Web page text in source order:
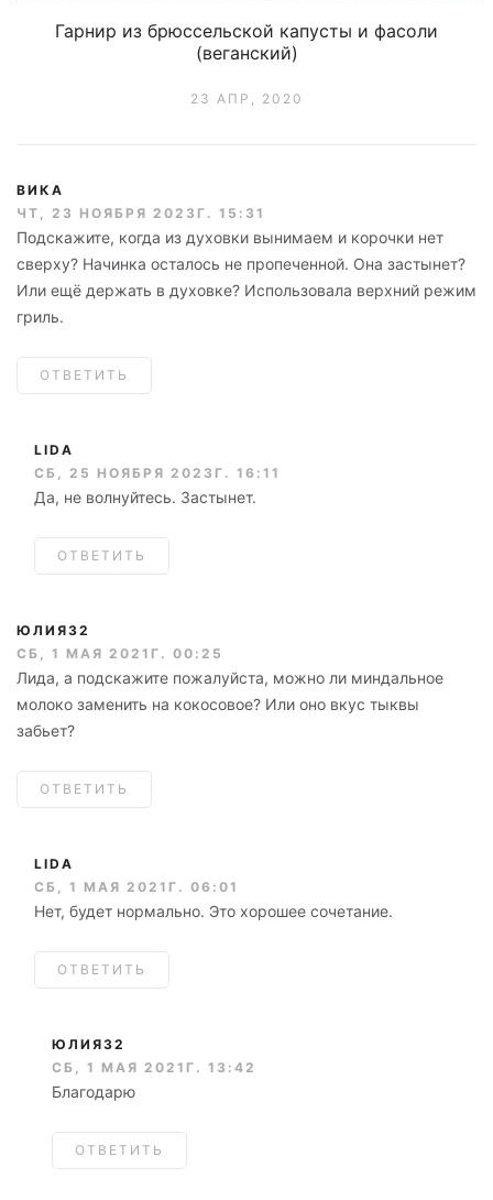
Гарнир из брюссельской капусты и фасоли
(веганский)
23 АПР, 2020
ВИКА
ЧТ, 23 НОЯБРЯ 2023Г. 15:31
Подскажите, когда из духовки вынимаем и корочки нет
сверху? Начинка осталось не пропеченной. Она застынет?
Или ещё держать в духовке? Использовала верхний режим
гриль.
ОТВЕТИТЬ
LIDA
СБ, 25 НОЯБРЯ 2023Г. 16:11
Да, не волнуйтесь. Застынет.
ОТВЕТИТЬ
ЮЛИЯ32
СБ, 1 МАЯ 2021Г. 00:25
Лида, а подскажите пожалуйста, можно ли миндальное
молоко заменить на кокосовое? Или оно вкус тыквы
забьет?
ОТВЕТИТЬ
LIDA
СБ, 1 МАЯ 2021Г. 06:01
Нет, будет нормально. Это хорошее сочетание.
ОТВЕТИТЬ
ЮЛИЯ32
СБ, 1 МАЯ 2021Г. 13:42
Благодарю
ОТВЕТИТЬ